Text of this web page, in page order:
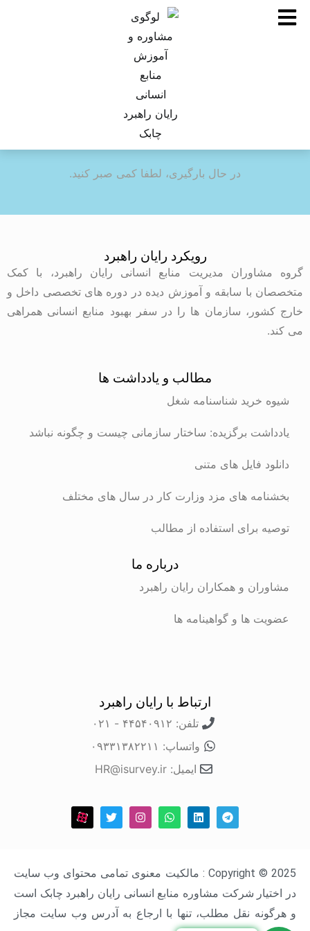
در حال بارگیری، لطفا کمی صبر کنید.
رویکرد رایان راهبرد
گروه مشاوران مدیریت منابع انسانی رایان راهبرد، با کمک
متخصصان با سابقه و آموزش دیده در دوره های تخصصی داخل و
خارج کشور، سازمان ها را در سفر بهبود منابع انسانی همراهی
می کند.
مطالب و یادداشت ها
شیوه خرید شناسنامه شغل
یادداشت برگزیده: ساختار سازمانی چیست و چگونه نباشد
دانلود فایل های متنی
بخشنامه های مزد وزارت کار در سال های مختلف
توصیه برای استفاده از مطالب
درباره ما
مشاوران و همکاران رایان راهبرد
عضویت ها و گواهینامه ها
ارتباط با رایان راهبرد
تلفن: ۴۴۵۴۰۹۱۲ - ۰۲۱
واتساپ: ۰۹۳۳۱۳۸۲۲۱۱
ایمیل: HR@isurvey.ir
Copyright © 2025 : مالکیت معنوی تمامی محتوای وب سایت
در اختیار شرکت مشاوره منابع انسانی رایان راهبرد چابک است
و هرگونه نقل مطلب، تنها با ارجاع به آدرس وب سایت مجاز